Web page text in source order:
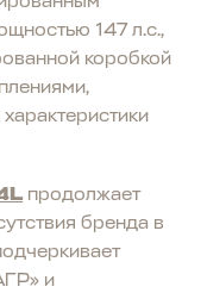
147 л.с.,
коробкой
продолжает
бренда в
и